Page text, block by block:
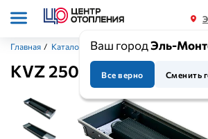
Ваш городЭль-
Все верно Сменить
Главная / Каталог Приборы отопления /
KVZ 250-85 (глубина